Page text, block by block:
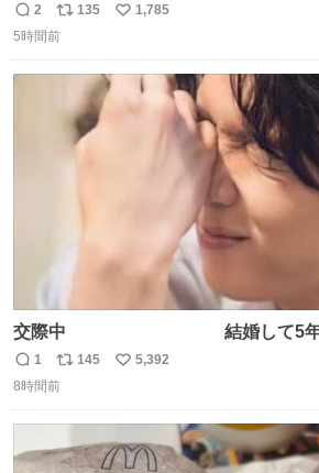
返
信
2
リ
ポ
数
135
い
1,785
5時間前
交際中 結婚して5年 #
返
信
1
リ
ポ
数
145
い
数
5,392
8時間前